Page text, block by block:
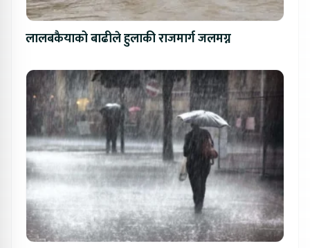
लालबकैयाको बाढीले हुलाकी राजमार्ग जलमग्न